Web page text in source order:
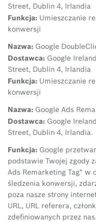
Street, Dublin 4, Irlandia
Funkcja: Umieszczanie
konwersji
Nazwa: Google
Dostawca: Google
Street, Dublin 4, Irlandia
Funkcja: Umieszczanie
konwersji
Nazwa: Google Ads
Dostawca: Google
Street, Dublin 4, Irlandia.
Funkcja: Google
podstawie Twojej zgody
Ads Remarketing Tag"
śledzenia konwersji,
poza nasze strony
URL, URL referera,
zdefiniowanych przez